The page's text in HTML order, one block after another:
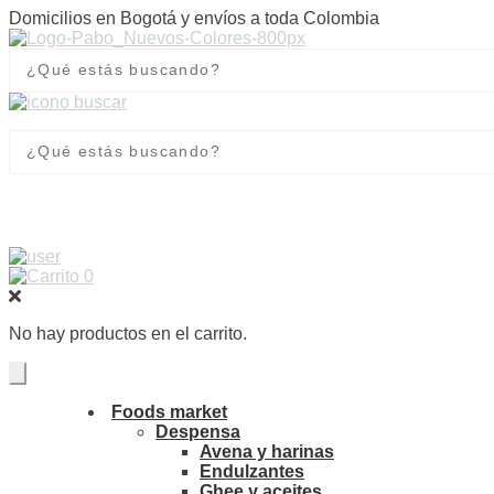
Domicilios en Bogotá y envíos a toda Colombia
0
No hay productos en el carrito.
Foods market
Despensa
Avena y harinas
Endulzantes